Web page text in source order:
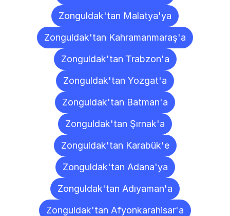
Zonguldak'tan Malatya'ya
Zonguldak'tan Kahramanmaraş'a
Zonguldak'tan Trabzon'a
Zonguldak'tan Yozgat'a
Zonguldak'tan Batman'a
Zonguldak'tan Şırnak'a
Zonguldak'tan Karabük'e
Zonguldak'tan Adana'ya
Zonguldak'tan Adıyaman'a
Zonguldak'tan Afyonkarahisar'a